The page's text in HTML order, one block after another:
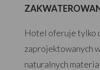
Hotel oferuje tylko
zaprojektowanych
naturalnych